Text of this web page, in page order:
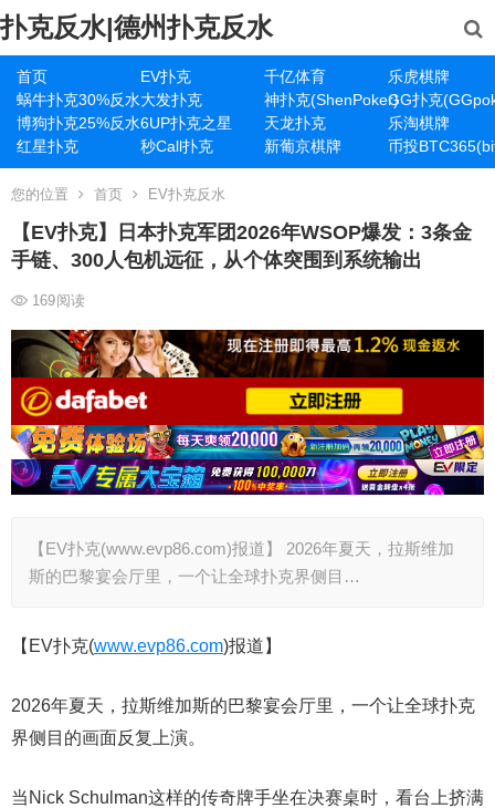
扑克反水|德州扑克反水
首页 EV扑克 千亿体育
乐虎棋牌
蜗牛扑克30%反水大发扑克 神扑克(ShenPoker)GG扑克
博狗扑克25%反水6UP扑克之星 天龙扑克
乐淘棋牌
红星扑克
秒Call扑克 新葡京棋牌 币投
您的位置 首页 EV扑克反水
【EV扑克】日本扑克军团2026年WSOP爆发：3条金
手链、300人包机远征，从个体突围到系统输出
169阅读
【EV扑克(www.evp86.com)报道】 2026年夏天，拉斯维加
斯的巴黎宴会厅里，一个让全球扑克界侧目…
【EV扑克(www.evp86.com)报道】
2026年夏天，拉斯维加斯的巴黎宴会厅里，一个让全球扑克
界侧目的画面反复上演。
当Nick Schulman这样的传奇牌手坐在决赛桌时，看台上挤满